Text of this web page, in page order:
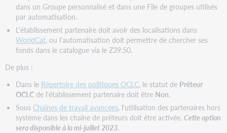
dans un Groupe personnalisé et dans une File de groupes utilisés
par automatisation.
L'établissement partenaire doit avoir des localisations dans
WorldCat, ou l'automatisation doit permettre de chercher ses
fonds dans le catalogue via le Z39.50.
De plus :
Dans le Répertoire des politiques OCLC, le statut de Prêteur
OCLCde l'établissement partenaire doit être Non.
Sous Chaînes de travail avancées, l'utilisation des partenaires hors
système dans les chaîne de prêteurs doit être activée. Cette option
sera disponible à la mi-juillet 2023.